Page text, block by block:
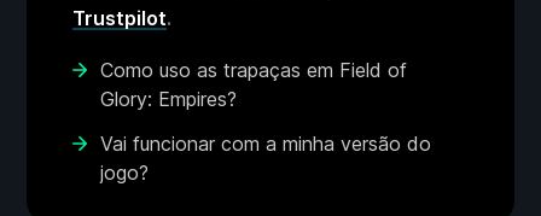
Trustpilot.
Como uso as trapaças em Field of
Glory: Empires?
Vai funcionar com a minha versão do
jogo?